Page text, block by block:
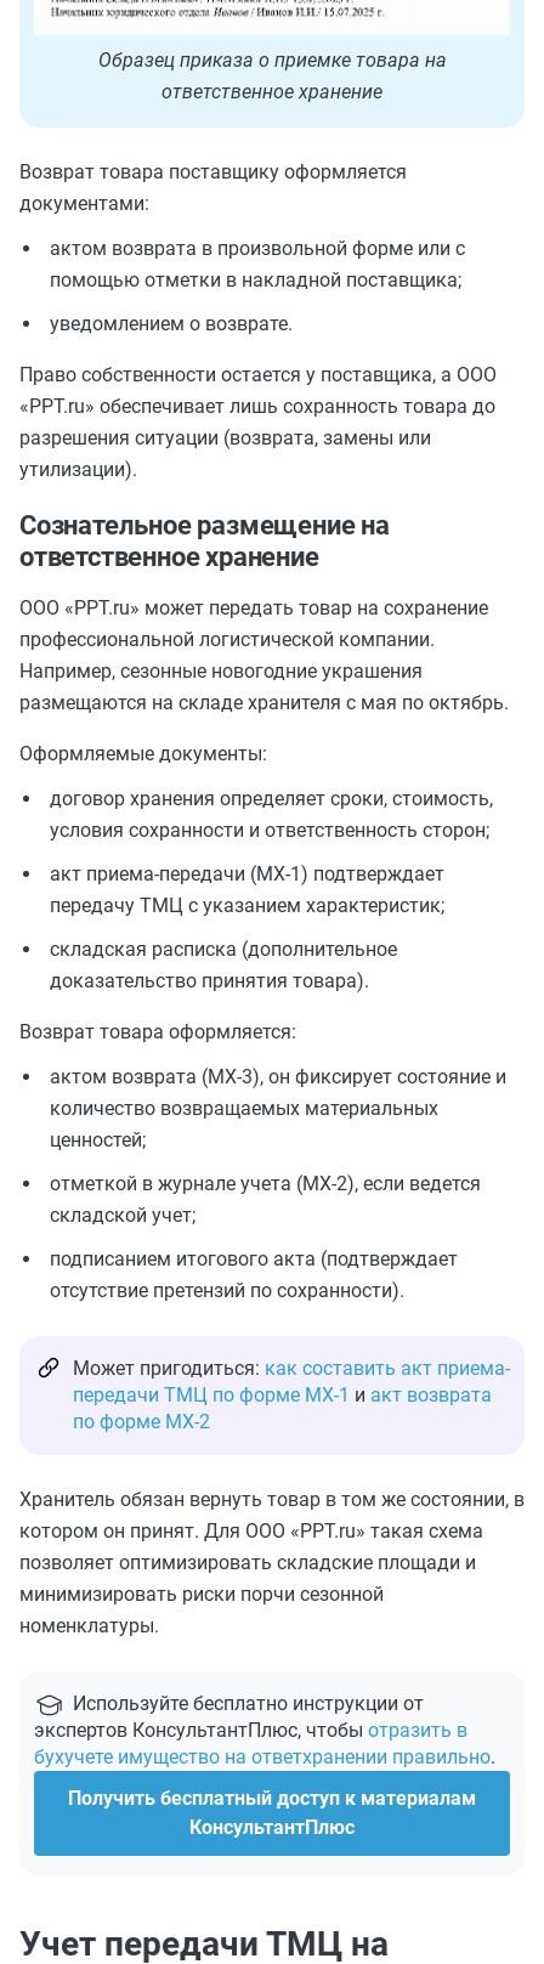
Образец приказа о приемке товара на
ответственное хранение
Возврат товара поставщику оформляется
документами:
актом возврата в произвольной форме или с
помощью отметки в накладной поставщика;
уведомлением о возврате.
Право собственности остается у поставщика, а ООО
«PPT.ru» обеспечивает лишь сохранность товара до
разрешения ситуации (возврата, замены или
утилизации).
Сознательное размещение на
ответственное хранение
ООО «PPT.ru» может передать товар на сохранение
профессиональной логистической компании.
Например, сезонные новогодние украшения
размещаются на складе хранителя с мая по октябрь.
Оформляемые документы:
договор хранения определяет сроки, стоимость,
условия сохранности и ответственность сторон;
акт приема-передачи (МХ-1) подтверждает
передачу ТМЦ с указанием характеристик;
складская расписка (дополнительное
доказательство принятия товара).
Возврат товара оформляется:
актом возврата (МХ-3), он фиксирует состояние и
количество возвращаемых материальных
ценностей;
отметкой в журнале учета (МХ-2), если ведется
складской учет;
подписанием итогового акта (подтверждает
отсутствие претензий по сохранности).
Может пригодиться: как составить акт приема-
передачи ТМЦ по форме МХ-1 и акт возврата
по форме МХ-2
Хранитель обязан вернуть товар в том же состоянии, в
котором он принят. Для ООО «PPT.ru» такая схема
позволяет оптимизировать складские площади и
минимизировать риски порчи сезонной
номенклатуры.
Используйте бесплатно инструкции от
экспертов КонсультантПлюс, чтобы отразить в
бухучете имущество на ответхранении правильно.
Получить бесплатный доступ к материалам
КонсультантПлюс
Учет передачи ТМЦ на